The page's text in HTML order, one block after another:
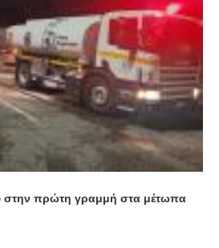
στην πρώτη γραμμή στα μέτωπα